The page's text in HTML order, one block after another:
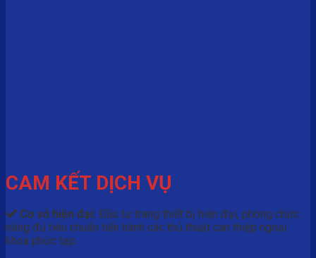
CAM KẾT DỊCH VỤ
Cơ sở hiện đại: Đầu tư trang thiết bị hiện đại, phòng chức
năng đủ tiêu chuẩn tiến hành các thủ thuật can thiệp ngoại
khoa phức tạp.